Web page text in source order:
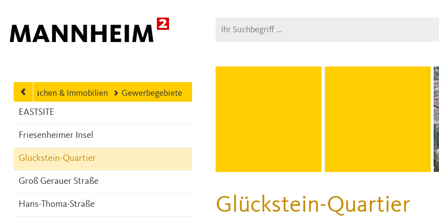
Suche
& Immobilien Gewerbegebiete
EASTSITE
Friesenheimer Insel
Glückstein-Quartier
Groß Gerauer Straße
Hans-Thoma-Straße Glückstein-Quartier